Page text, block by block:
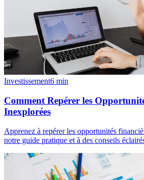
Investissement6 min
Comment Repérer les
Inexplorées
Apprenez à repérer les opportunités
notre guide pratique et à des conseils